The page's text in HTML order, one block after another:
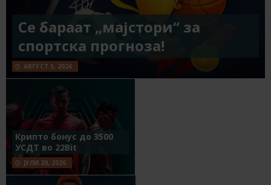
Се бараат „мајстори“ за
спортска прогноза!
АВГУСТ 5, 2026
Крипто бонус до 3500
УСДТ во 22Bit
ЈУЛИ 29, 2026